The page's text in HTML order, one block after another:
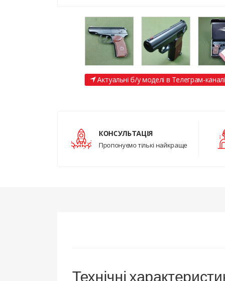
Актуальні б/у моделі в Телеграм-каналі
КОНСУЛЬТАЦІЯ
Пропонуємо тількі найкраще
Технічні